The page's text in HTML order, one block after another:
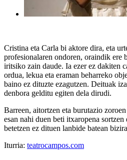
Cristina eta Carla bi aktore dira, eta
profesionalaren ondoren, oraindik ere
iritsiko zain daude. Ia ezer ez dakiten
ordua, lekua eta eraman beharreko
baino ez dituzte ezagutzen. Deituak
denbora gelditu egiten dela dirudi.
Barreen, aitortzen eta burutazio
esan nahi duen beti itxaropena
betetzen ez dituen lanbide batean
Iturria: teatrocampos.com